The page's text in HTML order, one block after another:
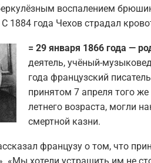
воспалением
С 1884 года Чехов страдал
= 29 января 1866 года —
деятель, учёный-
года французский
принятом 7 апреля того же
летнего возраста, могли
смертной казни.
французу о том, что